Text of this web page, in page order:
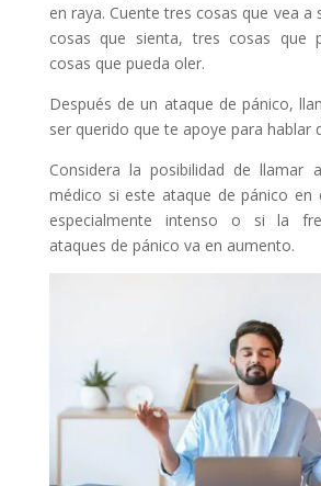
en raya. Cuente tres cosas que vea a
cosas que sienta, tres cosas que
cosas que pueda oler.
Después de un ataque de pánico,
ser querido que te apoye para hablar
Considera la posibilidad de llamar
médico si este ataque de pánico en
especialmente intenso o si la
ataques de pánico va en aumento.